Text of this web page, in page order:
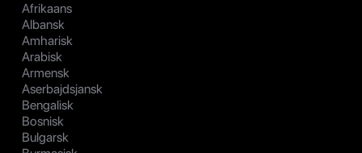
Afrikaans
Albansk
Amharisk
Arabisk
Armensk
Aserbajdsjansk
Bengalisk
Bosnisk
Bulgarsk